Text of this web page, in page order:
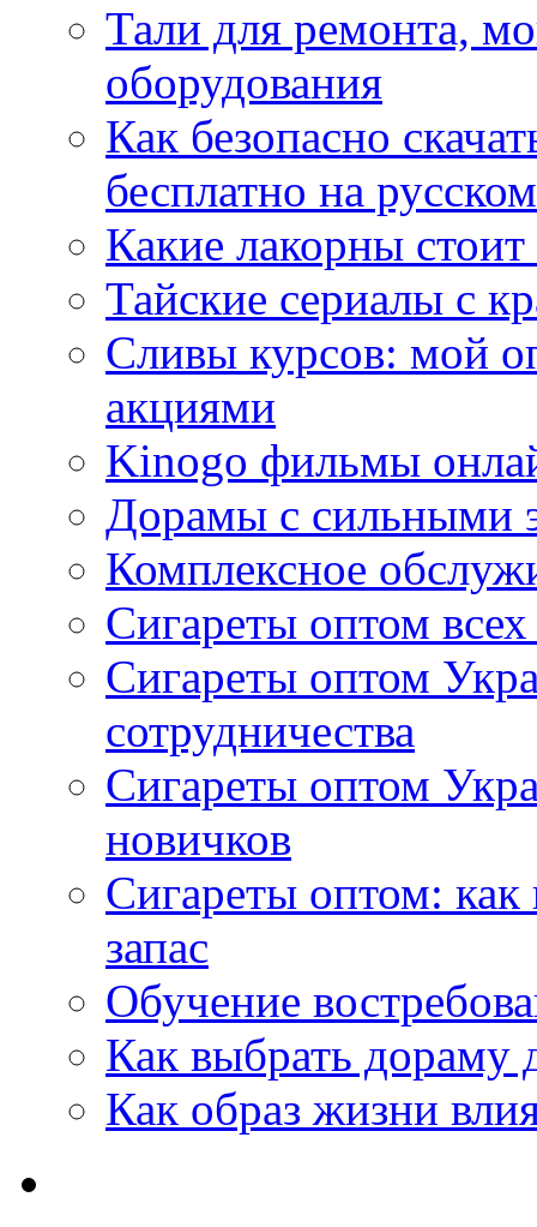
Тали для ремонта,
оборудования
Как безопасно
бесплатно на
Какие лакорны
Тайские сериалы с
Сливы курсов: мой
акциями
Kinogo фильмы
Дорамы с сильными
Комплексное
Сигареты оптом
Сигареты оптом
сотрудничества
Сигареты оптом
новичков
Сигареты оптом:
запас
Обучение
Как выбрать дораму
Как образ жизни